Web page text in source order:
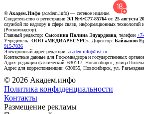
© Академ.Инфо (academ.info) — сетевое издание.
Свидетельство о регистрации ЭЛ №ФС77-85764 от 25 августа
службой по надзору в сфере связи, информационных технологий
(Роскомнадзор).
Главный редактор: Сысолина Полина Эдуардовна , телефон
Учредитель: ООО «МЕДИАРЕСУРС» . Директор: Байжанов
915-7036
Электронный адрес редакции: academinfo@list.ru
Контактные данные для Роскомнадзора и государственных
Адрес редакции фактический: 630117, Новосибирск, улица
Адрес для корреспонденции: 630055, Новосибирск, ул.
© 2026 Академ.инфо
Политика конфиденциальности
Контакты
Размещение рекламы